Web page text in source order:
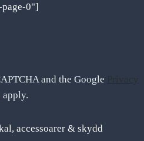
0"]
and the Google Privacy
apply.
accessoarer & skydd